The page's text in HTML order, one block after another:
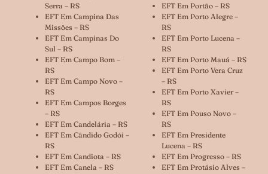
Serra – RS
EFT Em Campina Das
Missões – RS
EFT Em Campinas Do
Sul – RS
EFT Em Campo Bom –
RS
EFT Em Campo Novo –
RS
EFT Em Campos Borges
– RS
EFT Em Candelária – RS
EFT Em Cândido Godói –
RS
EFT Em Candiota – RS
EFT Em Canela – RS
EFT Em Portão – RS
EFT Em Porto Alegre –
RS
EFT Em Porto Lucena –
RS
EFT Em Porto Mauá – RS
EFT Em Porto Vera Cruz
– RS
EFT Em Porto Xavier –
RS
EFT Em Pouso Novo –
RS
EFT Em Presidente
Lucena – RS
EFT Em Progresso – RS
EFT Em Protásio Alves –